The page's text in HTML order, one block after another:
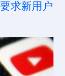
求新用户